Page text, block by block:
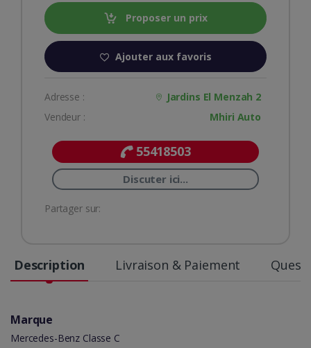
Proposer un prix
Ajouter aux favoris
Adresse :
Jardins El Menzah 2
Vendeur :
Mhiri Auto
55418503
Discuter ici...
Partager sur:
Description Livraison & Paiement
Marque
Mercedes-Benz Classe C